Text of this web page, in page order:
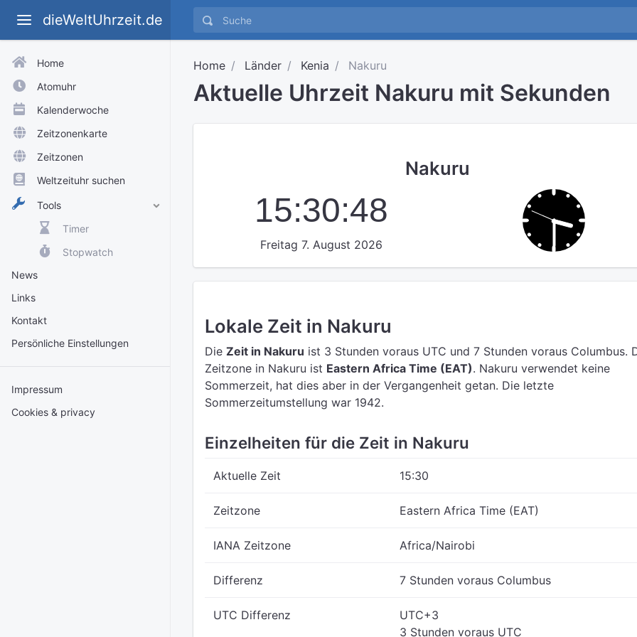
dieWeltUhrzeit.de
Home
Atomuhr
Kalenderwoche
Zeitzonenkarte
Zeitzonen
Weltzeituhr suchen
Tools
Timer
Stopwatch
News
Links
Kontakt
Persönliche Einstellungen
Impressum
Cookies & privacy
Home Länder Kenia Nakuru
Aktuelle Uhrzeit Nakuru mit Sekunden
Nakuru
15:30:49
Freitag 7. August 2026
Lokale Zeit in Nakuru
Die Zeit in Nakuru ist 3 Stunden voraus UTC und 7 Stunden voraus Columbus.
Zeitzone in Nakuru ist Eastern Africa Time (EAT). Nakuru verwendet keine
Sommerzeit, hat dies aber in der Vergangenheit getan. Die letzte
Sommerzeitumstellung war 1942.
Einzelheiten für die Zeit in Nakuru
Aktuelle Zeit 15:30
Zeitzone Eastern Africa Time (EAT)
IANA Zeitzone Africa/Nairobi
Differenz 7 Stunden voraus Columbus
UTC Differenz
UTC+3
3 Stunden voraus UTC